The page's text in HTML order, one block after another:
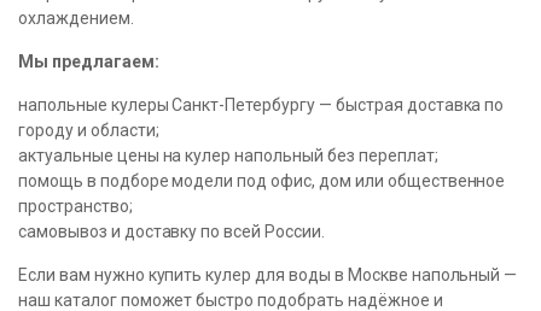
охлаждением.
Мы предлагаем:
напольные кулеры Санкт-Петербургу — быстрая доставка по
городу и области;
актуальные цены на кулер напольный без переплат;
помощь в подборе модели под офис, дом или общественное
пространство;
самовывоз и доставку по всей России.
Если вам нужно купить кулер для воды в Москве напольный —
наш каталог поможет быстро подобрать надёжное и